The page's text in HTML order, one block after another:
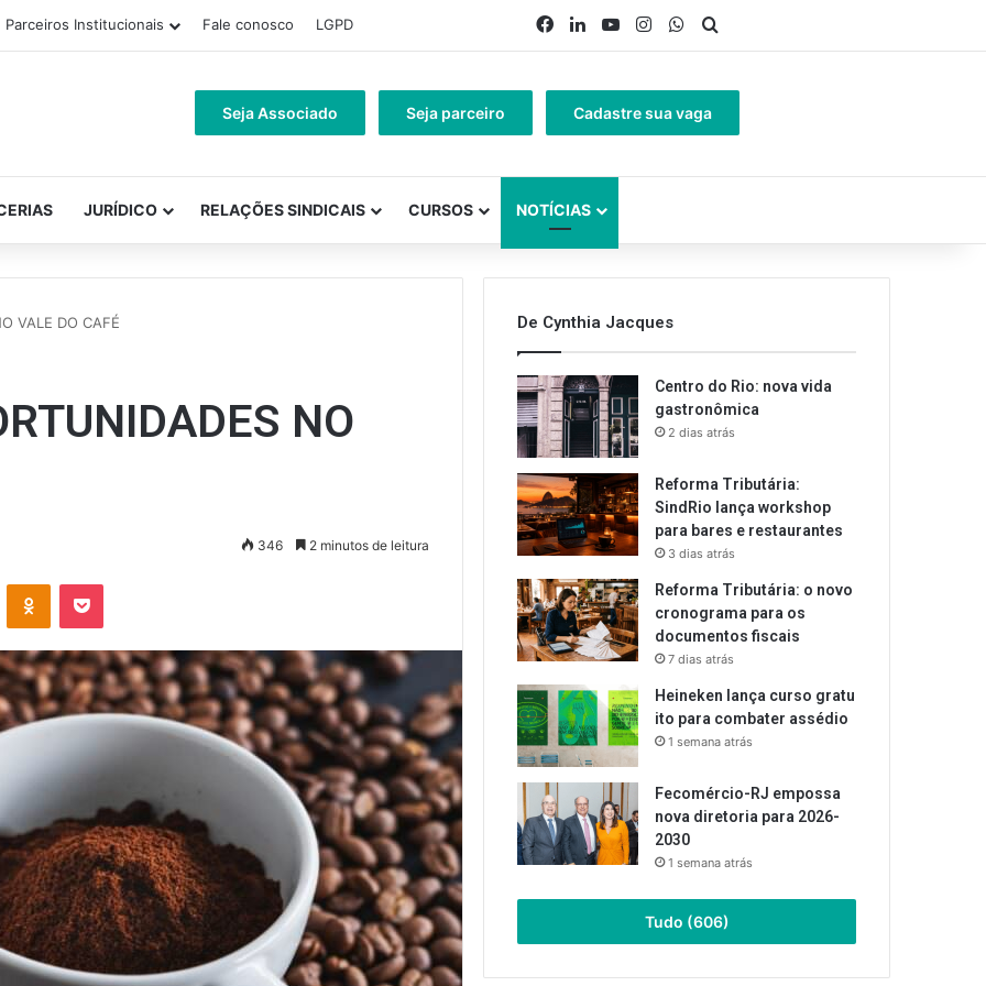
Parceiros Institucionais Fale conosco LGPD Facebook
LinkedinYouTubeInstagramWhatsApp
Seja Associado Seja parceiro Cadastre sua vaga
JURÍDICO RELAÇÕES SINDICAIS CURSOS NOTÍCIAS
VALE DO CAFÉ
NO
346 2 minutos de leitura
OK Pocket
De Cynthia Jacques
Centro do Rio: nova vida
gastronômica
2 dias atrás
Reforma Tributária:
SindRio lança workshop
para bares e restaurantes
3 dias atrás
Reforma Tributária: o novo
cronograma para os
documentos fiscais
7 dias atrás
Heineken lança curso gratu
ito para combater assédio
1 semana atrás
Fecomércio-RJ empossa
nova diretoria para 2026-
2030
1 semana atrás
Tudo (606)